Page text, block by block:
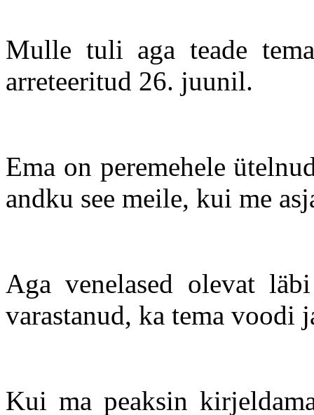
Mulle tuli aga teade
arreteeritud 26. juunil.
Ema on peremehele
andku see meile, kui me
Aga venelased olevat
varastanud, ka tema voodi
Kui ma peaksin